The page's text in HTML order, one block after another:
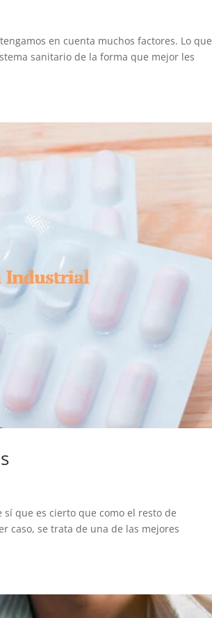
en cuenta muchos factores. Lo que
sanitario de la forma que mejor les
que es cierto que como el resto de
caso, se trata de una de las mejores